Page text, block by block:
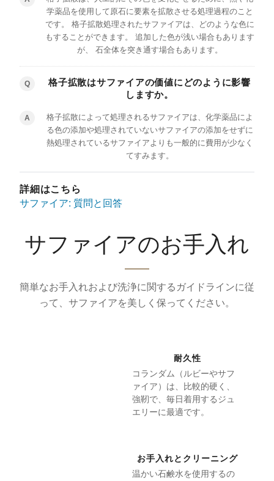
学薬品を使用して原石に要素を拡散させる処理過程のこと
です。 格子拡散処理されたサファイアは、どのような色に
もすることができます。 追加した色が浅い場合もあります
が、 石全体を突き通す場合もあります。
Q
格子拡散はサファイアの価値にどのように影響
しますか。
A
格子拡散によって処理されるサファイアは、化学薬品によ
る色の添加や処理されていないサファイアの添加をせずに
熱処理されているサファイアよりも一般的に費用が少なく
てすみます。
詳細はこちら
サファイア: 質問と回答
サファイアのお手入れ
簡単なお手入れおよび洗浄に関するガイドラインに従
って、サファイアを美しく保ってください。
耐久性
コランダム（ルビーやサフ
ァイア）は、比較的硬く、
強靭で、毎日着用するジュ
エリーに最適です。
お手入れとクリーニング
温かい石鹸水を使用するの